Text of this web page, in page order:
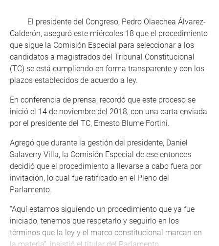
El presidente del Congreso, Pedro Olaechea Álvarez-
Calderón, aseguró este miércoles 18 que el procedimiento
que sigue la Comisión Especial para seleccionar a los
candidatos a magistrados del Tribunal Constitucional
(TC) se está cumpliendo en forma transparente y con los
plazos establecidos de acuerdo a ley.
En conferencia de prensa, recordó que este proceso se
inició el 14 de noviembre del 2018, con una carta enviada
por el presidente del TC, Ernesto Blume Fortini.
Agregó que durante la gestión del presidente, Daniel
Salaverry Villa, la Comisión Especial de ese entonces
decidió que el procedimiento a llevarse a cabo fuera por
invitación, lo cual fue ratificado en el Pleno del
Parlamento.
“Aquí estamos siguiendo un procedimiento que ya fue
iniciado, tenemos que respetarlo y seguirlo en los
términos que la ley y el marco constitucional marcan en